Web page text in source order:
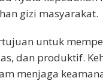
gizi masyarakat.
untuk
dan produktif.
menjaga